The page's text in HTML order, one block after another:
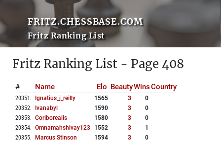
FRITZ.CHESSBASE.COM
Fritz Ranking List
Fritz Ranking List - Page 408
# Name Elo BeautyWinsCountry
20351 . Ignatius_j_reilly 1565 3
0
20352. Ivanabyl 1590 3
0
20353. Coriborealis 1580 3
0
20354. Omnamahshivay123 1552 3
1
20355. Marcus Stinson 1594 3
0